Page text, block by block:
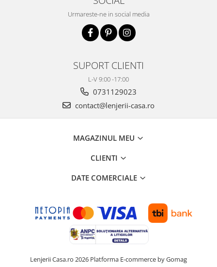
Urmareste-ne in social media
SUPORT CLIENTI
L-V 9:00 -17:00
0731129023
contact@lenjerii-casa.ro
MAGAZINUL MEU
CLIENTI
DATE COMERCIALE
Lenjerii Casa.ro 2026 Platforma E-commerce by Gomag